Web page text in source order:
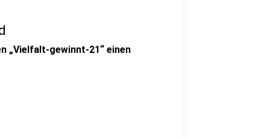
„Vielfalt-gewinnt-21“ einen